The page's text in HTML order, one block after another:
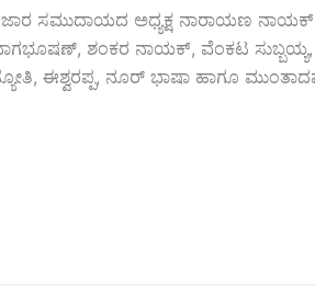
ಸಮುದಾಯದ ಅಧ್ಯಕ್ಷ ನಾರಾಯಣ
ಶಂಕರ ನಾಯಕ್, ವೆಂಕಟ ಸುಬ್ಬಯ್ಯ,
ಈಶ್ವರಪ್ಪ, ನೂರ್ ಭಾಷಾ ಹಾಗೂ